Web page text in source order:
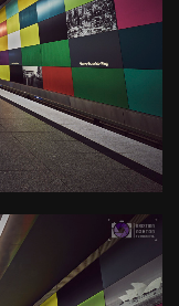
: 10mm |
160
0